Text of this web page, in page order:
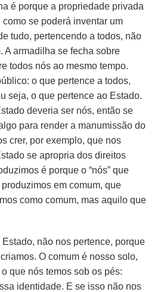
é porque a propriedade privada
se poderá inventar um
tudo, pertencendo a todos, não
A armadilha se fecha sobre
todos nós ao mesmo tempo.
o que pertence a todos,
seja, o que pertence ao Estado.
deveria ser nós, então se
para render a manumissão do
crer, por exemplo, que nos
se apropria dos direitos
é porque o “nós” que
em comum, que
como comum, mas aquilo que
não nos pertence, porque
O comum é nosso solo,
que nós temos sob os pés:
identidade. E se isso não nos